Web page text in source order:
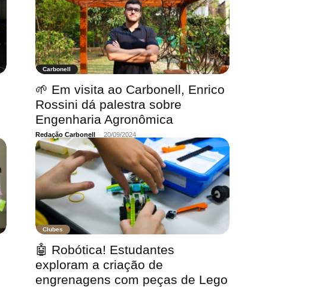
Carbonell
🌱 Em visita ao Carbonell, Enrico
Rossini dá palestra sobre
Engenharia Agronômica
Redação Carbonell - 20/09/2024
Clubes
🤖 Robótica! Estudantes
exploram a criação de
engrenagens com peças de Lego